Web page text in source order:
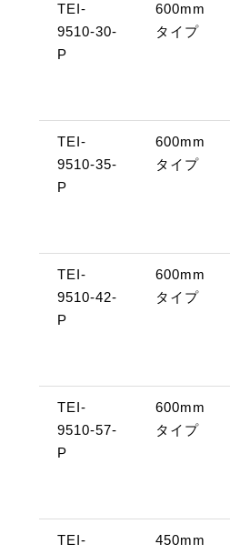
TEI-
9510-30-
P
600mm
タイプ
TEI-
9510-35-
P
600mm
タイプ
TEI-
9510-42-
P
600mm
タイプ
TEI-
9510-57-
P
600mm
タイプ
TEI-
450mm